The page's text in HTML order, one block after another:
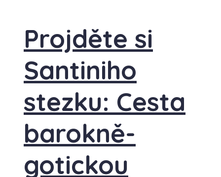
Projděte si
Santiniho
stezku: Cesta
barokně-
gotickou